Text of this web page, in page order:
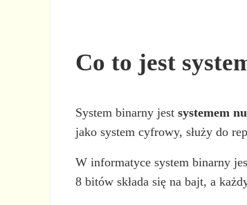
Co to jest
System binarny jestsystemem
jako system cyfrowy, służy do
W informatyce system binarny
8 bitów składa się na bajt, a